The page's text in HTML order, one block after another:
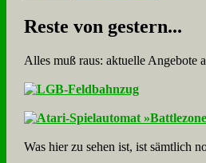
Re­ste von ge­stern...
Alles muß raus: aktuelle An­ge­bo­te
Was hier zu sehen ist, ist sämt­lich